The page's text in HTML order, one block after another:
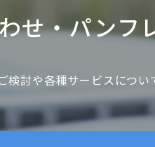
せ・パンフ
討や各種サービスにつ